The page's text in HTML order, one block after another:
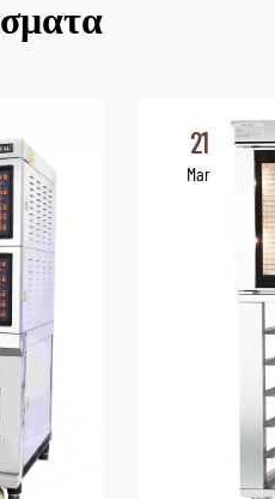
21
Mar